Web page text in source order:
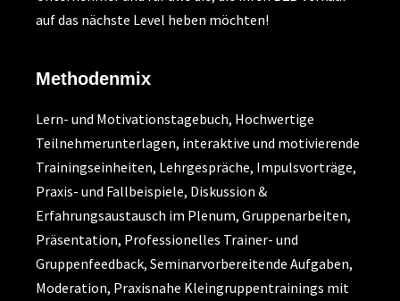
auf das nächste Level heben möchten!
Methodenmix
Lern- und Motivationstagebuch, Hochwertige
Teilnehmerunterlagen, interaktive und motivierende
Trainingseinheiten, Lehrgespräche, Impulsvorträge,
Praxis- und Fallbeispiele, Diskussion &
Erfahrungsaustausch im Plenum, Gruppenarbeiten,
Präsentation, Professionelles Trainer- und
Gruppenfeedback, Seminarvorbereitende Aufgaben,
Moderation, Praxisnahe Kleingruppentrainings mit